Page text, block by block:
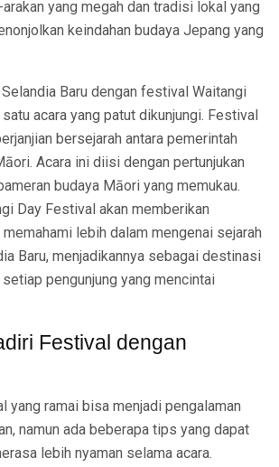
yang megah dan tradisi lokal yang
keindahan budaya Jepang yang
Baru dengan festival Waitangi
acara yang patut dikunjungi. Festival
bersejarah antara pemerintah
Acara ini diisi dengan pertunjukan
budaya Māori yang memukau.
Day Festival akan memberikan
lebih dalam mengenai sejarah
Baru, menjadikannya sebagai destinasi
pengunjung yang mencintai
Festival dengan
yang ramai bisa menjadi pengalaman
namun ada beberapa tips yang dapat
lebih nyaman selama acara.